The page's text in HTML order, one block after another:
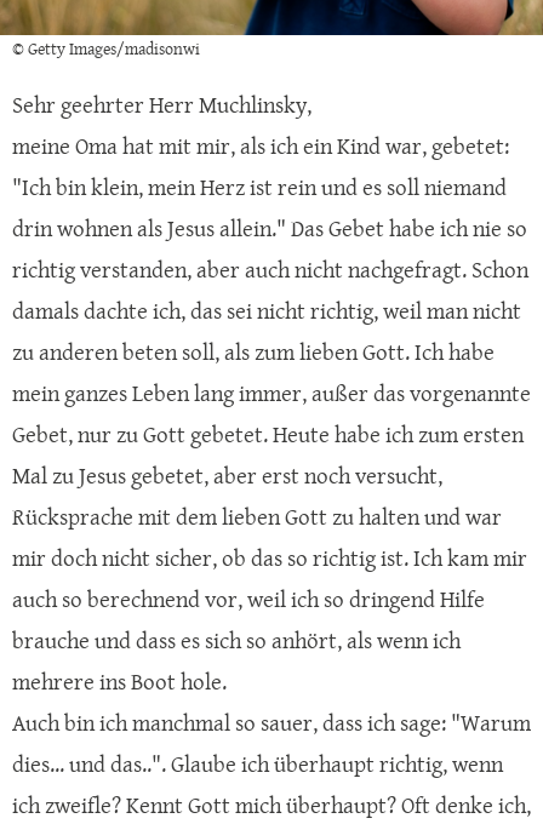
© Getty Images/madisonwi
Sehr geehrter Herr Muchlinsky,
meine Oma hat mit mir, als ich ein Kind war, gebetet:
"Ich bin klein, mein Herz ist rein und es soll niemand
drin wohnen als Jesus allein." Das Gebet habe ich nie so
richtig verstanden, aber auch nicht nachgefragt. Schon
damals dachte ich, das sei nicht richtig, weil man nicht
zu anderen beten soll, als zum lieben Gott. Ich habe
mein ganzes Leben lang immer, außer das vorgenannte
Gebet, nur zu Gott gebetet. Heute habe ich zum ersten
Mal zu Jesus gebetet, aber erst noch versucht,
Rücksprache mit dem lieben Gott zu halten und war
mir doch nicht sicher, ob das so richtig ist. Ich kam mir
auch so berechnend vor, weil ich so dringend Hilfe
brauche und dass es sich so anhört, als wenn ich
mehrere ins Boot hole.
Auch bin ich manchmal so sauer, dass ich sage: "Warum
dies... und das..". Glaube ich überhaupt richtig, wenn
ich zweifle? Kennt Gott mich überhaupt? Oft denke ich,